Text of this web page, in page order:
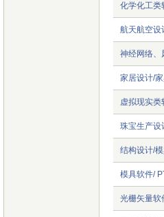
化学化工类
航天航空设
神经网络、
家居设计/
虚拟现实类
珠宝生产设
结构设计/
模具软件/
光栅矢量软